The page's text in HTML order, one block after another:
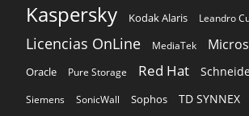
Kaspersky Kodak Alaris Leandro
Licencias OnLine MediaTek
Oracle Pure Storage Red Hat
Siemens SonicWall Sophos TD SYNNEX